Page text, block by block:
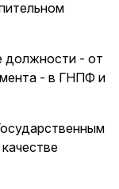
должности - от
- в ГНПФ и